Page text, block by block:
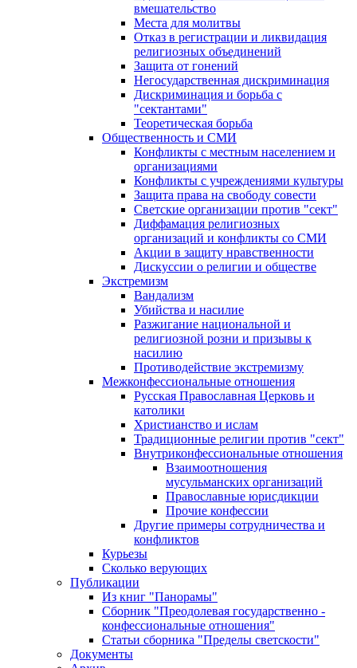
вмешательство
Места для молитвы
Отказ в регистрации и ликвидация
религиозных объединений
Защита от гонений
Негосударственная дискриминация
Дискриминация и борьба с
"сектантами"
Теоретическая борьба
Общественность и СМИ
Конфликты с местным населением и
организациями
Конфликты с учреждениями культуры
Защита права на свободу совести
Светские организации против "сект"
Диффамация религиозных
организаций и конфликты со СМИ
Акции в защиту нравственности
Дискуссии о религии и обществе
Экстремизм
Вандализм
Убийства и насилие
Разжигание национальной и
религиозной розни и призывы к
насилию
Противодействие экстремизму
Межконфессиональные отношения
Русская Православная Церковь и
католики
Христианство и ислам
Традиционные религии против "сект"
Внутриконфессиональные отношения
Взаимоотношения
мусульманских организаций
Православные юрисдикции
Прочие конфессии
Другие примеры сотрудничества и
конфликтов
Курьезы
Сколько верующих
Публикации
Из книг "Панорамы"
Сборник "Преодолевая государственно -
конфессиональные отношения"
Статьи сборника "Пределы светскости"
Документы